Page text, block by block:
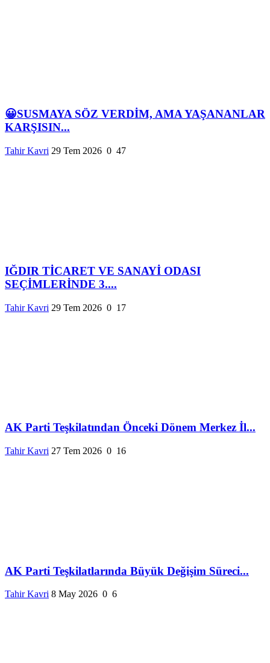
😀SUSMAYA SÖZ VERDİM, AMA YAŞANANLAR
KARŞISIN...
Tahir Kavri 29 Tem 2026 0 47
IĞDIR TİCARET VE SANAYİ ODASI
SEÇİMLERİNDE 3....
Tahir Kavri 29 Tem 2026 0 17
AK Parti Teşkilatından Önceki Dönem Merkez İl...
Tahir Kavri 27 Tem 2026 0 16
AK Parti Teşkilatlarında Büyük Değişim Süreci...
Tahir Kavri 8 May 2026 0 6